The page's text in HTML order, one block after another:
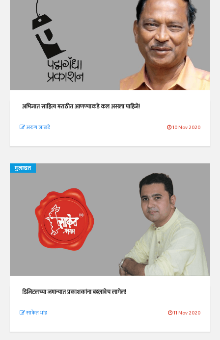
अभिजात साहित्य मराठीत आणण्याकडे कल असला पाहिजे!
अरुण जाखडे 10 Nov 2020
मुलाखत
डिजिटलच्या जमान्यात प्रकाशकांना बदलावेच लागेल!
साकेत भांड 11 Nov 2020